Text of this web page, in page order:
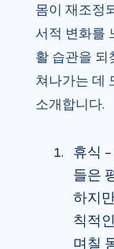
몸이 재조정
서적 변화를
활 습관을 되
쳐나가는 데
소개합니다.
휴식
들은
하지
칙적
며칠